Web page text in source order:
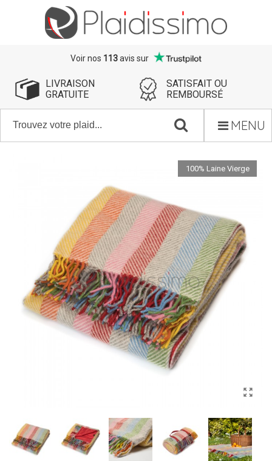
Voir nos 113avis sur
LIVRAISON
GRATUITE
SATISFAIT OU
REMBOURSÉ
MENU
100% Laine Vierge